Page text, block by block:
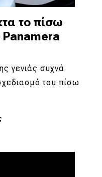
το πίσω
γενιάς συχνά
του πίσω